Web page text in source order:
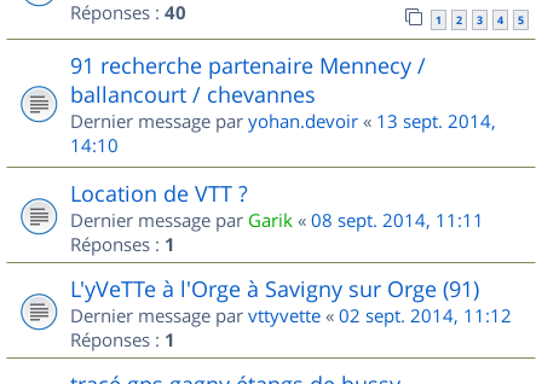
Réponses : 40 1 2 3 4 5
91 recherche partenaire Mennecy /
ballancourt / chevannes
Dernier message par yohan.devoir « 13 sept. 2014,
14:10
Location de VTT ?
Dernier message par Garik « 08 sept. 2014, 11:11
Réponses : 1
L'yVeTTe à l'Orge à Savigny sur Orge (91)
Dernier message par vttyvette « 02 sept. 2014, 11:12
Réponses : 1